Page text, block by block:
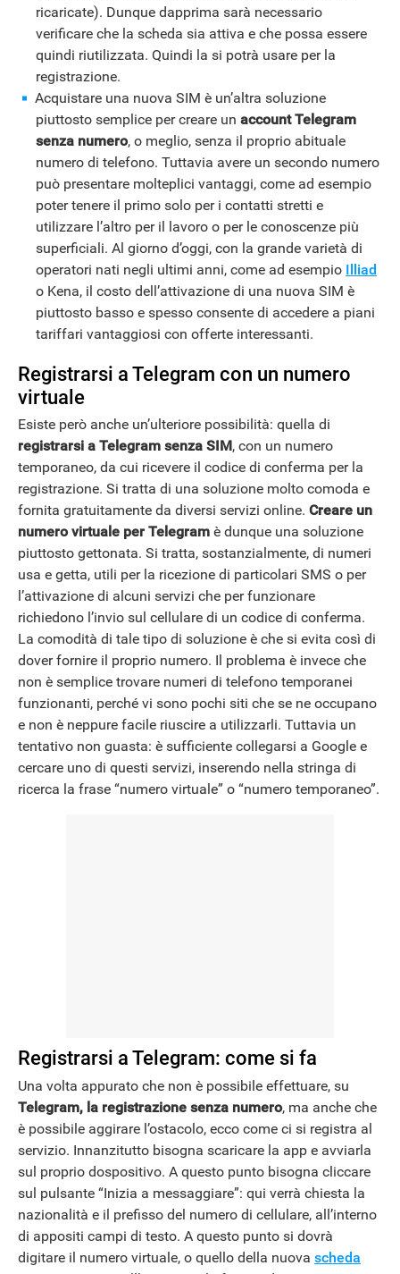
ANDROID
ricaricate). Dunque dapprima sarà necessario
verificare che la scheda sia attiva e che possa essere
quindi riutilizzata. Quindi la si potrà usare per la
registrazione.
Acquistare una nuova SIM è un’altra soluzione
piuttosto semplice per creare un account Telegram
senza numero, o meglio, senza il proprio abituale
numero di telefono. Tuttavia avere un secondo numero
può presentare molteplici vantaggi, come ad esempio
poter tenere il primo solo per i contatti stretti e
utilizzare l’altro per il lavoro o per le conoscenze più
superficiali. Al giorno d’oggi, con la grande varietà di
operatori nati negli ultimi anni, come ad esempio Illiad
o Kena, il costo dell’attivazione di una nuova SIM è
piuttosto basso e spesso consente di accedere a piani
tariffari vantaggiosi con offerte interessanti.
Registrarsi a Telegram con un numero
virtuale
Esiste però anche un’ulteriore possibilità: quella di
registrarsi a Telegram senza SIM, con un numero
temporaneo, da cui ricevere il codice di conferma per la
registrazione. Si tratta di una soluzione molto comoda e
fornita gratuitamente da diversi servizi online. Creare un
numero virtuale per Telegram è dunque una soluzione
piuttosto gettonata. Si tratta, sostanzialmente, di numeri
usa e getta, utili per la ricezione di particolari SMS o per
l’attivazione di alcuni servizi che per funzionare
richiedono l’invio sul cellulare di un codice di conferma.
La comodità di tale tipo di soluzione è che si evita così di
dover fornire il proprio numero. Il problema è invece che
non è semplice trovare numeri di telefono temporanei
funzionanti, perché vi sono pochi siti che se ne occupano
e non è neppure facile riuscire a utilizzarli. Tuttavia un
tentativo non guasta: è sufficiente collegarsi a Google e
cercare uno di questi servizi, inserendo nella stringa di
ricerca la frase “numero virtuale” o “numero temporaneo”.
Registrarsi a Telegram: come si fa
Una volta appurato che non è possibile effettuare, su
Telegram, la registrazione senza numero, ma anche che
è possibile aggirare l’ostacolo, ecco come ci si registra al
servizio. Innanzitutto bisogna scaricare la app e avviarla
sul proprio dospositivo. A questo punto bisogna cliccare
sul pulsante “Inizia a messaggiare”: qui verrà chiesta la
nazionalità e il prefisso del numero di cellulare, all’interno
di appositi campi di testo. A questo punto si dovrà
digitare il numero virtuale, o quello della nuova scheda